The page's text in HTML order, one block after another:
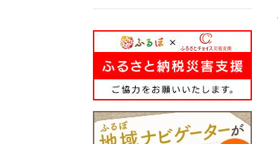
また、漫画「名探偵コナ
ン」の作者である青山剛昌
氏の出身地であり、駅構内
に「名探偵コナン」の装飾
が施されたコナン駅（JR由
良駅）や青山氏の思い出の
所蔵物や作品が展示された
【箱根町】JTBふるさと旅
行クーポン（Eメール発
行）（30,000円分） | 旅
行 観光 旅行券 旅行クーポ
ン クーポン 箱根町ふるさ
と納税 神奈川県ふるさと
納税 神奈川県 箱根町
30,000 pt
JTBW030T
びわ湖マラソン 2027 【滋
賀県外寄附者専用】ふるさ
と納税ランナー枠
交換pt: